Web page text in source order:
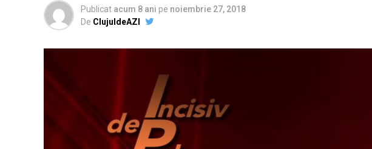
Publicat acum 8 ani pe noiembrie 27, 2018
De ClujuldeAZI